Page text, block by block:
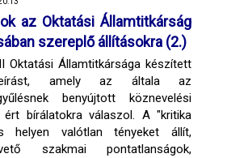
az Oktatási Államtitkárság
szereplő állításokra (2.)
Oktatási Államtitkársága készített
amely az általa az
benyújtott köznevelési
ért bírálatokra válaszol. A "kritika
helyen valótlan tényeket állít,
szakmai pontatlanságok,